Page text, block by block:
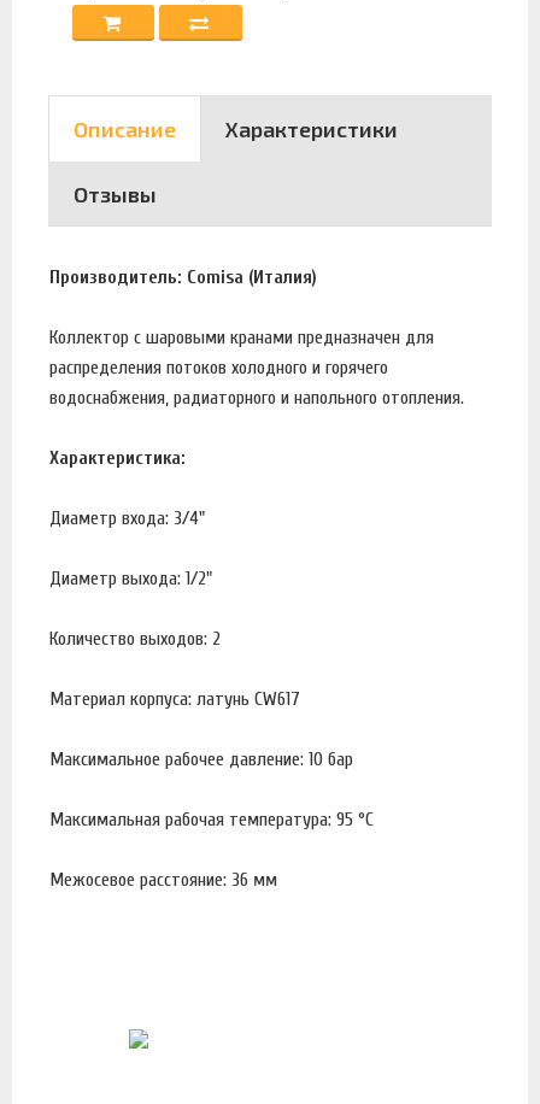
Описание Характеристики
Отзывы
Производитель: Comisa (Италия)
Коллектор с шаровыми кранами предназначен для
распределения потоков холодного и горячего
водоснабжения, радиаторного и напольного отопления.
Характеристика:
Диаметр входа: 3/4"
Диаметр выхода: 1/2"
Количество выходов: 2
Материал корпуса: латунь CW617
Максимальное рабочее давление: 10 бар
Максимальная рабочая температура: 95 °С
Межосевое расстояние: 36 мм